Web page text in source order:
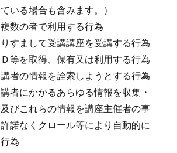
いる場合も含みます。）
複数の者で利用する行為
りすまして受講講座を受講する行為
Ｄ等を取得、保有又は利用する行為
講者の情報を詮索しようとする行為
講者にかかるあらゆる情報を収集・
びこれらの情報を講座主催者の事
諾なくクロール等により自動的に
為